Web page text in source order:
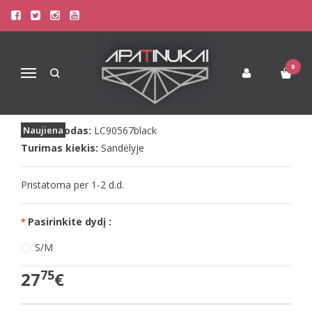
Navigacija
0
Pagrindinis Apatinis Trikotažas Moterims
LivCo moteriška juoda pižama su šortukais Miraaze
LIVCO MOTERIŠKA JUODA PIŽAMA
SU ŠORTUKAIS MIRAAZE
Naujiena
Prekės kodas: LC90567black
Turimas kiekis: Sandėlyje
Pristatoma per 1-2 d.d.
Pasirinkite dydį :
S/M
2775€